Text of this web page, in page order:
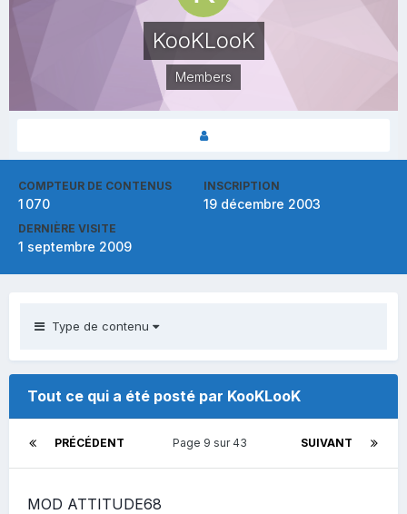
KooKLooK
Members
COMPTEUR DE CONTENUS
1 070
INSCRIPTION
19 décembre 2003
DERNIÈRE VISITE
1 septembre 2009
Type de contenu
Tout ce qui a été posté par KooKLooK
PRÉCÉDENT SUIVANT
Page 9 sur 43
MOD ATTITUDE68